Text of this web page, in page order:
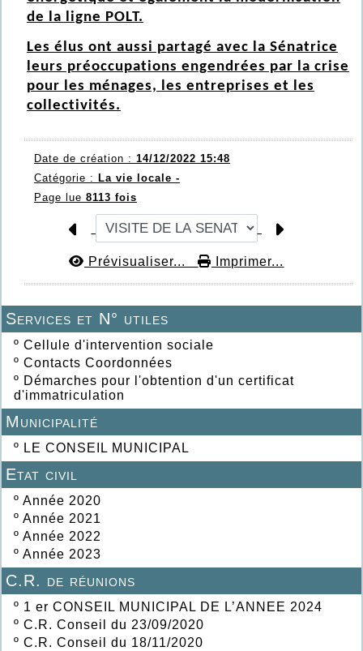
Services et N° utiles
º Cellule d'intervention sociale
º Contacts Coordonnées
º Démarches pour l'obtention d'un certificat
d'immatriculation
Municipalité
º LE CONSEIL MUNICIPAL
Etat civil
º Année 2020
º Année 2021
º Année 2022
º Année 2023
C.R. de réunions
º 1 er CONSEIL MUNICIPAL DE L’ANNEE 2024
º C.R. Conseil du 23/09/2020
º C.R. Conseil du 18/11/2020
de la ligne POLT.
Les élus ont aussi partagé avec la Sénatrice
leurs préoccupations engendrées par la crise
pour les ménages, les entreprises et les
collectivités.
Date de création : 14/12/2022 15:48
Catégorie : La vie locale -
Page lue 8113 fois
Prévisualiser... Imprimer...